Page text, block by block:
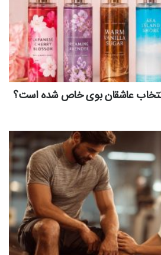
عاشقان بوی خاص شده است؟